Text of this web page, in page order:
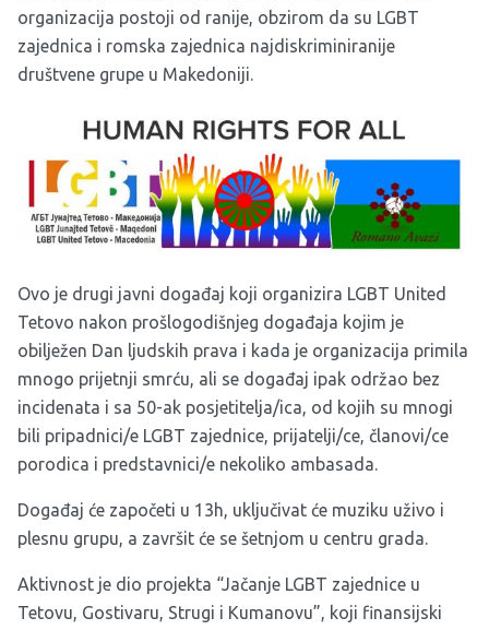
organizacija postoji od ranije, obzirom da su LGBT
zajednica i romska zajednica najdiskriminiranije
društvene grupe u Makedoniji.
Ovo je drugi javni događaj koji organizira LGBT United
Tetovo nakon prošlogodišnjeg događaja kojim je
obilježen Dan ljudskih prava i kada je organizacija primila
mnogo prijetnji smrću, ali se događaj ipak održao bez
incidenata i sa 50-ak posjetitelja/ica, od kojih su mnogi
bili pripadnici/e LGBT zajednice, prijatelji/ce, članovi/ce
porodica i predstavnici/e nekoliko ambasada.
Događaj će započeti u 13h, uključivat će muziku uživo i
plesnu grupu, a završit će se šetnjom u centru grada.
Aktivnost je dio projekta “Jačanje LGBT zajednice u
Tetovu, Gostivaru, Strugi i Kumanovu”, koji finansijski